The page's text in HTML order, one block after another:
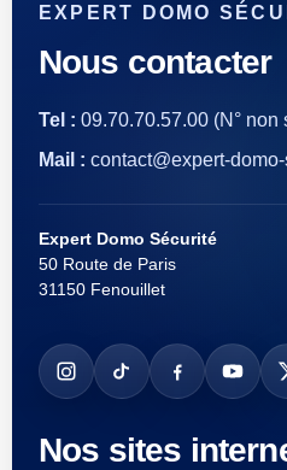
EXPERT DOMO
Nous contacter
Tel : 09.70.70.57.00 (N° non
Mail : contact@expert-
Expert Domo Sécurité
50 Route de Paris
31150 Fenouillet
Nos sites